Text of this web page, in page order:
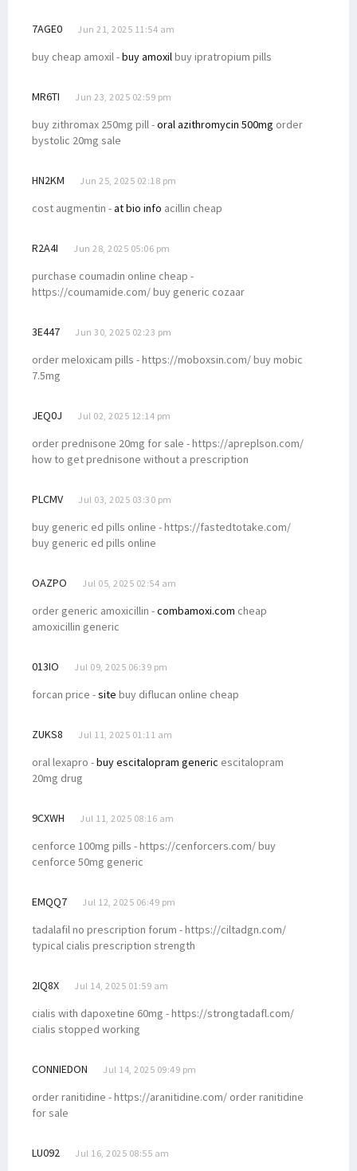
7AGE0 Jun 21, 2025 11:54 am
buy cheap amoxil -buy amoxilbuy ipratropium pills
MR6TI Jun 23, 2025 02:59 pm
buy zithromax 250mg pill -oral azithromycin 500mg order
bystolic 20mg sale
HN2KM Jun 25, 2025 02:18 pm
cost augmentin -at bio info acillin cheap
R2A4I Jun 28, 2025 05:06 pm
purchase coumadin online cheap -
https://coumamide.com/ buy generic cozaar
3E447 Jun 30, 2025 02:23 pm
order meloxicam pills - https://moboxsin.com/ buy mobic
7.5mg
JEQ0J Jul 02, 2025 12:14 pm
order prednisone 20mg for sale - https://apreplson.com/
how to get prednisone without a prescription
PLCMV Jul 03, 2025 03:30 pm
buy generic ed pills online - https://fastedtotake.com/
buy generic ed pills online
OAZPO Jul 05, 2025 02:54 am
order generic amoxicillin -combamoxi.com cheap
amoxicillin generic
013IO Jul 09, 2025 06:39 pm
forcan price -site buy diflucan online cheap
ZUKS8 Jul 11, 2025 01:11 am
oral lexapro -buy escitalopram generic escitalopram
20mg drug
9CXWH Jul 11, 2025 08:16 am
cenforce 100mg pills - https://cenforcers.com/ buy
cenforce 50mg generic
EMQQ7 Jul 12, 2025 06:49 pm
tadalafil no prescription forum - https://ciltadgn.com/
typical cialis prescription strength
2IQ8X Jul 14, 2025 01:59 am
cialis with dapoxetine 60mg - https://strongtadafl.com/
cialis stopped working
CONNIEDON Jul 14, 2025 09:49 pm
order ranitidine - https://aranitidine.com/ order ranitidine
for sale
LU092 Jul 16, 2025 08:55 am